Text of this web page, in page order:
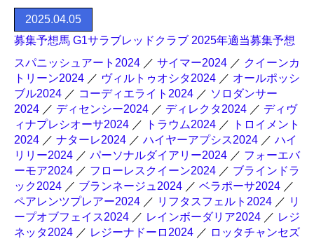
2025.04.05
募集予想馬 G1サラブレッドクラブ 2025年適当募集予想
スパニッシュアート2024 ／ サイマー2024 ／ クイーンカ
トリーン2024 ／ ヴィルトゥオシタ2024 ／ オールポッシ
ブル2024 ／ コーディエライト2024 ／ ソロダンサー
2024 ／ ディセンシー2024 ／ ディレクタ2024 ／ ディヴ
ィナプレシオーサ2024 ／ トラウム2024 ／
トロイメント
2024 ／ ナターレ2024 ／ ハイヤーアプシス2024 ／ ハイ
リリー2024 ／ パーソナルダイアリー2024 ／ フォーエバ
ーモア2024 ／ フローレスクイーン2024 ／ ブラインドラ
ック2024 ／ ブランネージュ2024 ／ ベラポーサ2024 ／
ペアレンツプレアー2024 ／ リフタスフェルト2024 ／ リ
ープオブフェイス2024 ／ レインボーダリア2024 ／ レジ
ネッタ2024 ／ レジーナドーロ2024 ／ ロッタチャンセズ